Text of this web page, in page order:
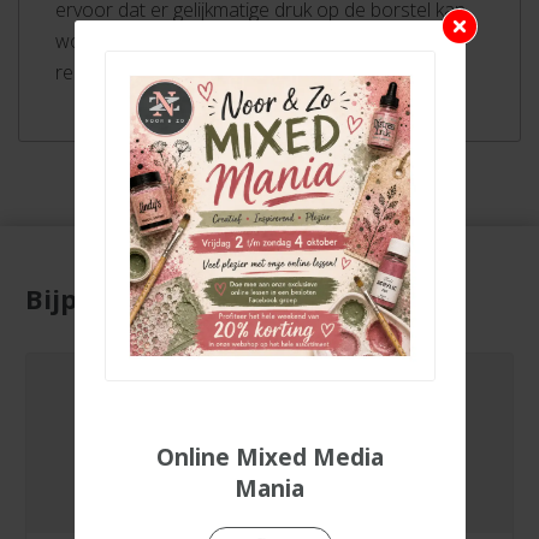
ervoor dat er gelijkmatige druk op de borstel kan
worden uitgeoefend voor een consistent
resultaat.
Bijpassende producten
Online Mixed Media
Mania